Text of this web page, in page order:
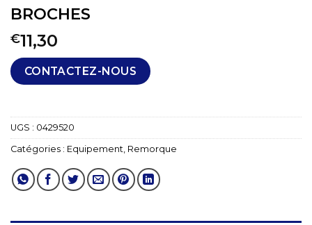
BROCHES
€11,30
CONTACTEZ-NOUS
UGS : 0429520
Catégories : Equipement Remorque